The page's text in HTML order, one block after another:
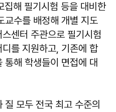
집해 필기시험 등을 대비한
교수를 배정해 개별 지도
센터 주관으로 필기시험
를 지원하고, 기존에 합
통해 학생들이 면접에 대
모두 전국 최고 수준의